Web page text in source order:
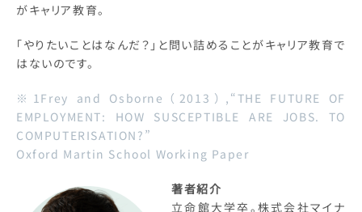
がキャリア教育。
「やりたいことはなんだ？」と問い詰めることがキャリア教育で
はないのです。
※1Frey and Osborne（2013）,“THE FUTURE OF
EMPLOYMENT: HOW SUSCEPTIBLE ARE JOBS. TO
COMPUTERISATION?”
Oxford Martin School Working Paper
著者紹介
立命館大学卒。株式会社マイナ